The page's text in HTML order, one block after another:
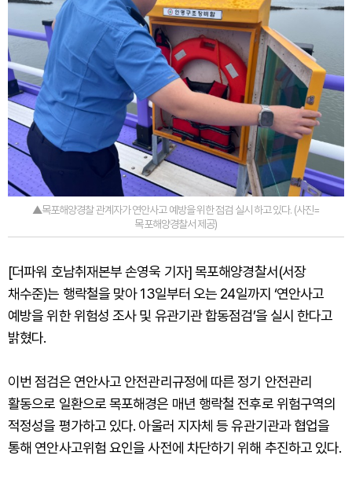
▲목포해양경찰 관계자가 연안사고 예방을 위한 점검 실시 하고 있다. (사진=
목포해양경찰서 제공)
[더파워 호남취재본부 손영욱 기자] 목포해양경찰서(서장
채수준)는 행락철을 맞아 13일부터 오는 24일까지 ‘연안사고
예방을 위한 위험성 조사 및 유관기관 합동점검’을 실시 한다고
밝혔다.
이번 점검은 연안사고 안전관리규정에 따른 정기 안전관리
활동으로 일환으로 목포해경은 매년 행락철 전후로 위험구역의
적정성을 평가하고 있다. 아울러 지자체 등 유관기관과 협업을
통해 연안사고위험 요인을 사전에 차단하기 위해 추진하고 있다.